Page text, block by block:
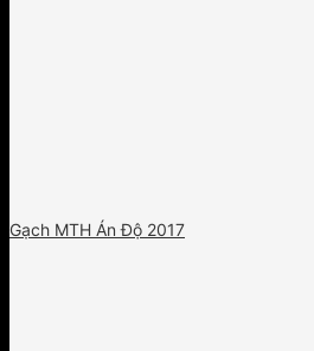
Gạch MTH Án Độ 2017